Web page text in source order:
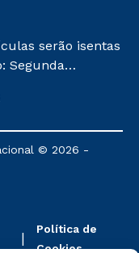
serão isentas
Segunda
será de R$
Ensino
e Metodologia
© 2026 -
Política de
Cookies